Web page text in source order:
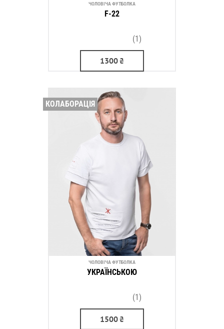
ЧОЛОВІЧА ФУТБОЛКА
F-22
(1)
1300₴
КОЛАБОРАЦІЯ
ЧОЛОВІЧА ФУТБОЛКА
УКРАЇНСЬКОЮ
(1)
1500₴